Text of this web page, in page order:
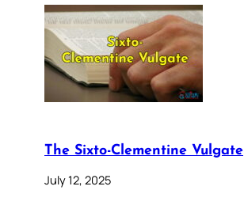
The Sixto-Clementine Vulgate
July 12, 2025